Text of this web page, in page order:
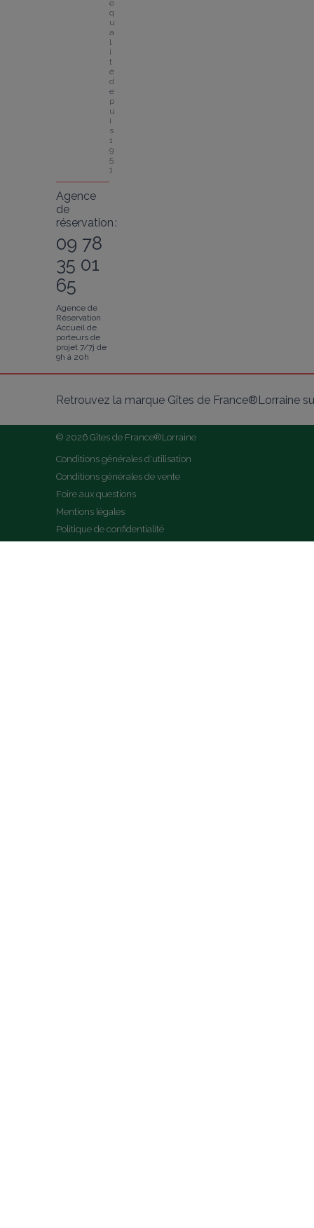
e
q
u
a
l
i
t
é
d
e
p
u
i
s
1
9
5
1
Agence
de
réservation :
09 78
35 01
65
Agence de
Réservation
Accueil de
porteurs de
projet 7/7j de
9h à 20h
Retrouvez la marque Gîtes de France®Lorraine
© 2026 Gîtes de France®Lorraine
Conditions générales d'utilisation
Conditions générales de vente
Foire aux questions
Mentions légales
Politique de confidentialité